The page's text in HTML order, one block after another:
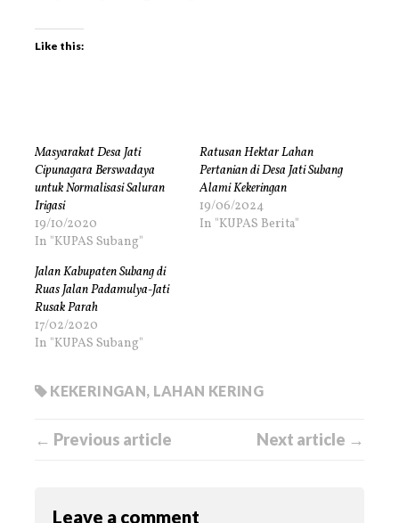
Like this:
Masyarakat Desa Jati
Cipunagara Berswadaya
untuk Normalisasi Saluran
Irigasi
19/10/2020
In "KUPAS Subang"
Ratusan Hektar Lahan
Pertanian di Desa Jati Subang
Alami Kekeringan
19/06/2024
In "KUPAS Berita"
Jalan Kabupaten Subang di
Ruas Jalan Padamulya-Jati
Rusak Parah
17/02/2020
In "KUPAS Subang"
KEKERINGAN, LAHAN KERING
← Previous article Next article →
Leave a comment